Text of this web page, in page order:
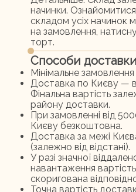
начинки.
складом усіх начинок
на замовлення,
торт.
Способи доставки
Мінімальне
Доставка по Києву —
Фінальна вартість
району доставки.
При замовленні від
Києву безкоштовна.
Доставка за межі
(залежно від відстані).
У разі значної
навантаження
скоригована
Точна вартість